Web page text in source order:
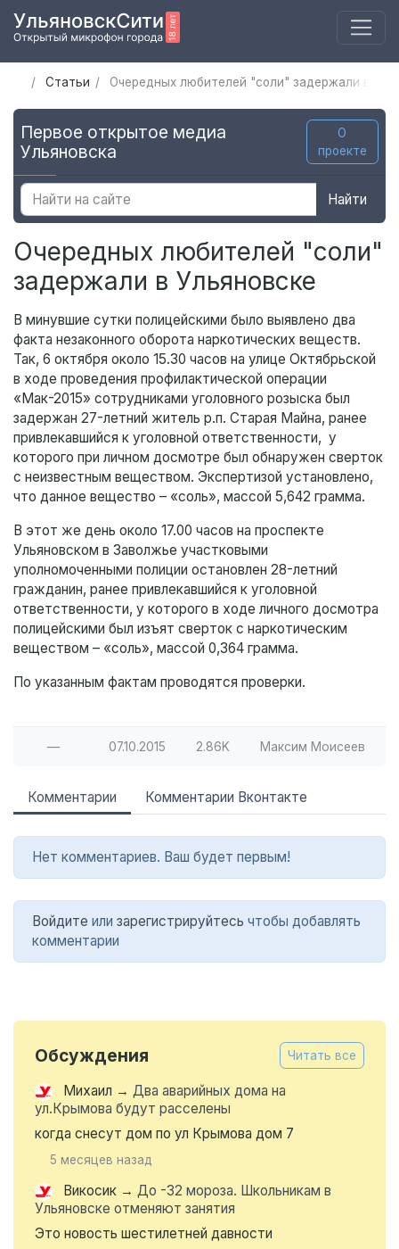
Статьи Очередных любителей "соли" задержали в
Первое открытое медиа
Ульяновска
О
проекте
Найти
Очередных любителей "соли"
задержали в Ульяновске
В минувшие сутки полицейскими было выявлено два
факта незаконного оборота наркотических веществ.
Так, 6 октября около 15.30 часов на улице Октябрьской
в ходе проведения профилактической операции
«Мак-2015» сотрудниками уголовного розыска был
задержан 27-летний житель р.п. Старая Майна, ранее
привлекавшийся к уголовной ответственности, у
которого при личном досмотре был обнаружен сверток
с неизвестным веществом. Экспертизой установлено,
что данное вещество – «соль», массой 5,642 грамма.
В этот же день около 17.00 часов на проспекте
Ульяновском в Заволжье участковыми
уполномоченными полиции остановлен 28-летний
гражданин, ранее привлекавшийся к уголовной
ответственности, у которого в ходе личного досмотра
полицейскими был изъят сверток с наркотическим
веществом – «соль», массой 0,364 грамма.
По указанным фактам проводятся проверки.
— 07.10.2015 2.86K Максим Моисеев
Комментарии Комментарии Вконтакте
Нет комментариев. Ваш будет первым!
Войдите или зарегистрируйтесь чтобы добавлять
комментарии
Обсуждения Читать все
Михаил → Два аварийных дома на
ул.Крымова будут расселены
когда снесут дом по ул Крымова дом 7
5 месяцев назад
Викосик → До -32 мороза. Школьникам в
Ульяновске отменяют занятия
Это новость шестилетней давности